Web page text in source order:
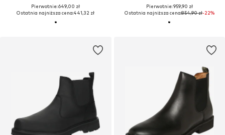
Pierwotnie: 649,00 zł
Ostatnia najniższa cena:441,32 zł
Pierwotnie: 959,90 zł
Ostatnia najniższa cena:854,90 zł-22%